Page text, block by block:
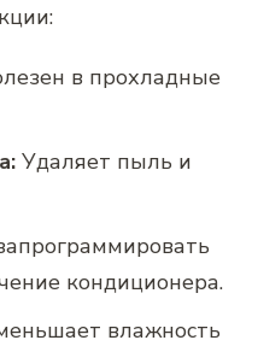
в прохладные
Удаляет пыль и
кондиционера.
влажность